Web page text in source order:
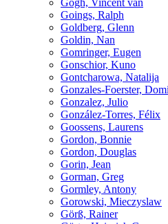
Goings, Ralph
Goldberg, Glenn
Goldin, Nan
Gomringer, Eugen
Gonschior, Kuno
Gontcharowa, Natalija
Gonzales-Foerster,
Gonzalez, Julio
González-Torres, Félix
Goossens, Laurens
Gordon, Bonnie
Gordon, Douglas
Gorin, Jean
Gorman, Greg
Gormley, Antony
Gorowski, Mieczyslaw
Görß, Rainer